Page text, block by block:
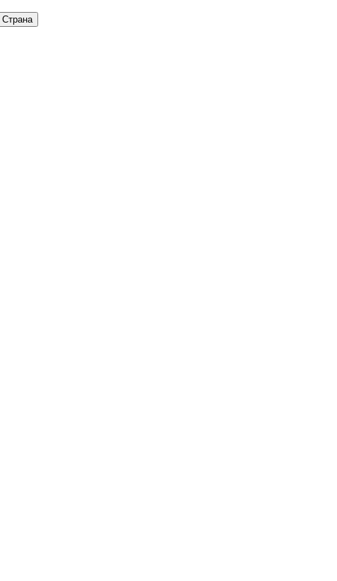
Страна